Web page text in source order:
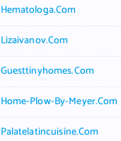
Hematologa.com
Lizaivanov.com
Guesttinyhomes.com
Home-Plow-By-Meyer.com
Palatelatincuisine.com